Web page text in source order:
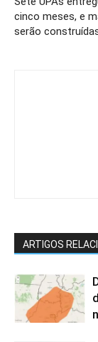
cinco meses, e
serão
ARTIGOS